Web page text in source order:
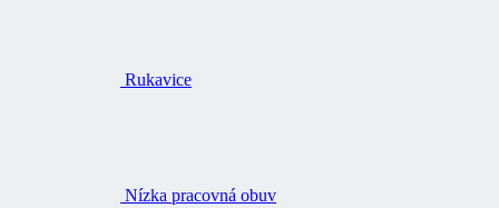
Rukavice
Nízka pracovná obuv